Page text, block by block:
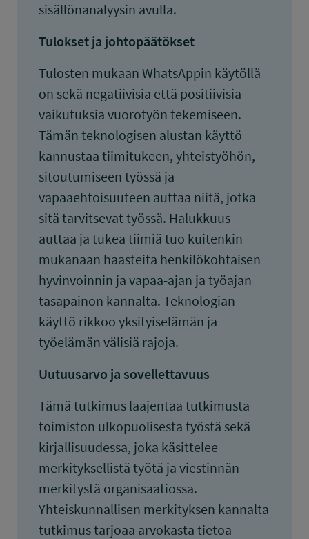
sisällönanalyysin avulla.
Tulokset ja johtopäätökset
Tulosten mukaan WhatsAppin käytöllä
on sekä negatiivisia että positiivisia
vaikutuksia vuorotyön tekemiseen.
Tämän teknologisen alustan käyttö
kannustaa tiimitukeen, yhteistyöhön,
sitoutumiseen työssä ja
vapaaehtoisuuteen auttaa niitä, jotka
sitä tarvitsevat työssä. Halukkuus
auttaa ja tukea tiimiä tuo kuitenkin
mukanaan haasteita henkilökohtaisen
hyvinvoinnin ja vapaa-ajan ja työajan
tasapainon kannalta. Teknologian
käyttö rikkoo yksityiselämän ja
työelämän välisiä rajoja.
Uutuusarvo ja sovellettavuus
Tämä tutkimus laajentaa tutkimusta
toimiston ulkopuolisesta työstä sekä
kirjallisuudessa, joka käsittelee
merkityksellistä työtä ja viestinnän
merkitystä organisaatiossa.
Yhteiskunnallisen merkityksen kannalta
tutkimus tarjoaa arvokasta tietoa